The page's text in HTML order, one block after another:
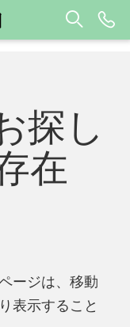
探し
在
ージは、移動
表示すること